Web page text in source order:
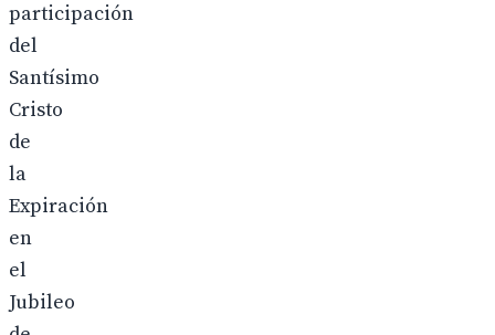
participación
del
Santísimo
Cristo
de
la
Expiración
en
el
Jubileo